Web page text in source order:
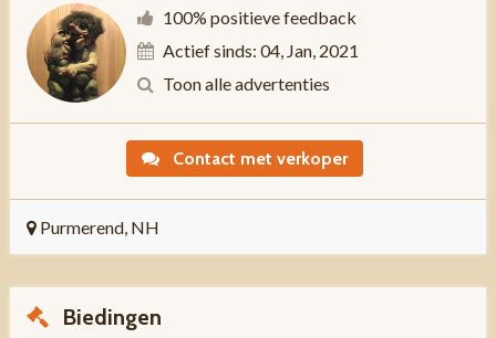
100% positieve feedback
Actief sinds: 04, Jan, 2021
Toon alle advertenties
Contact met verkoper
Purmerend, NH
Biedingen